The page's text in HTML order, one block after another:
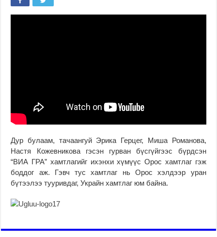
Дур булаам, тачаангуй Эрика Герцег, Миша Романова,
Настя Кожевникова гэсэн гурван бүсгүйгээс бүрдсэн
“ВИА ГРА” хамтлагийг ихэнхи хүмүүс Орос хамтлаг гэж
боддог аж. Гэвч тус хамтлаг нь Орос хэлдээр уран
бүтээлээ тууривдаг, Украйн хамтлаг юм байна.